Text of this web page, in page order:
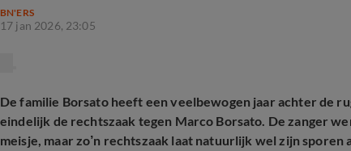
BN'ERS
17 jan 2026, 23:05
De familie Borsato heeft een veelbewogen jaar achter de
eindelijk de rechtszaak tegen Marco Borsato. De zanger
meisje, maar zo’n rechtszaak laat natuurlijk wel zijn sporen